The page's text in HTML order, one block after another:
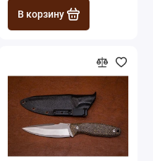
В корзину